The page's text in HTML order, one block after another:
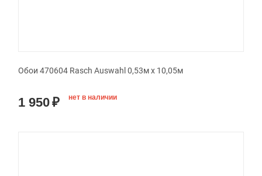
Обои 470604 Rasch Auswahl 0,53м x 10,05м
1 950₽ нет в наличии